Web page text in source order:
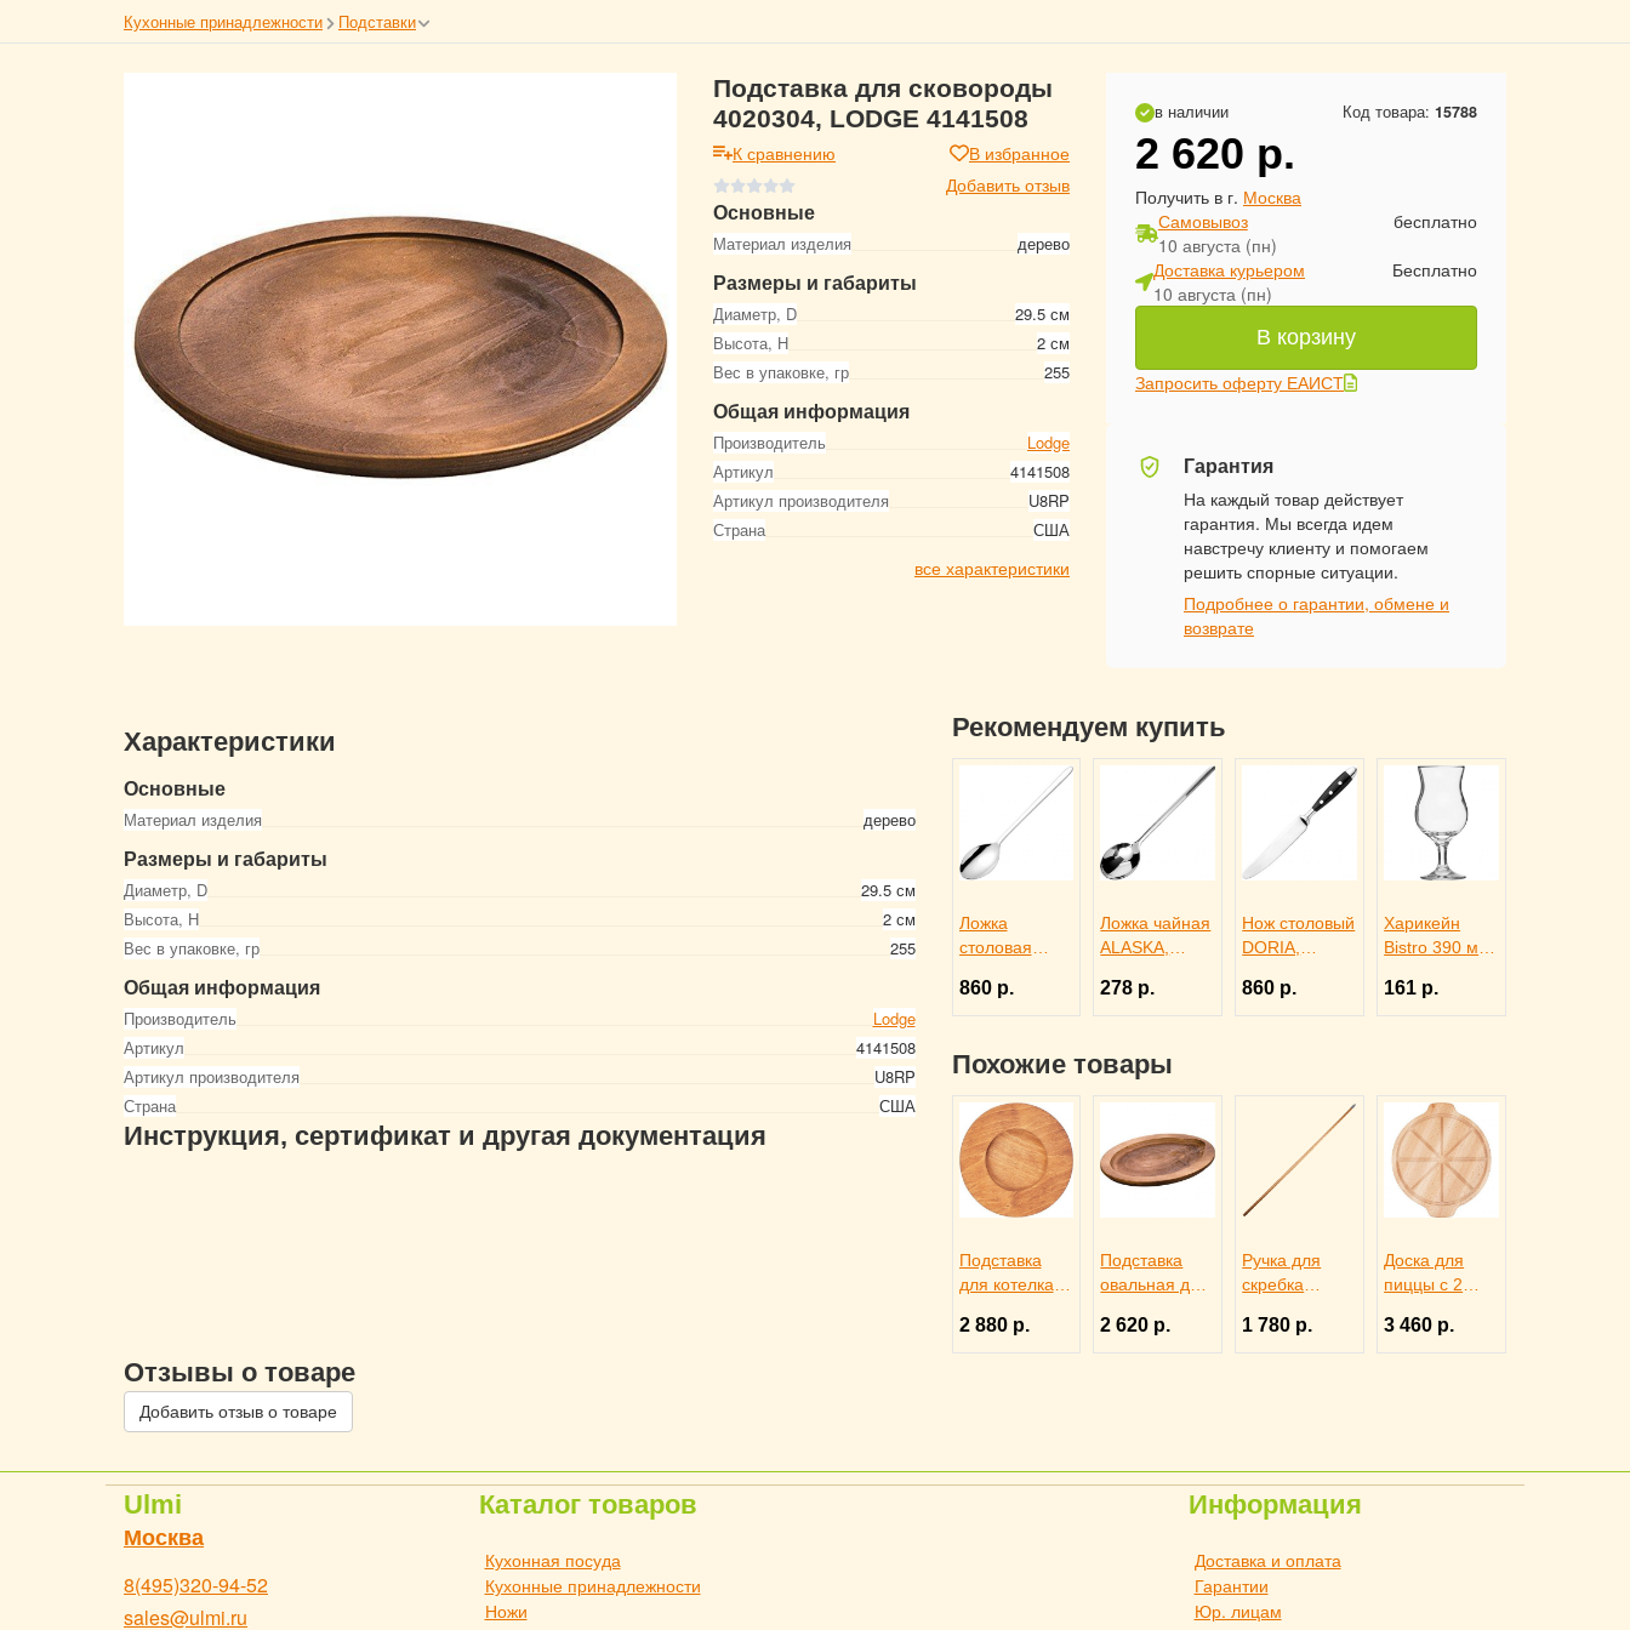
Кухонные принадлежности Подставки
Подставка для сковороды
4020304, LODGE 4141508
К сравнению
В избранное
Добавить отзыв
Основные
Материал изделия дерево
Размеры и габариты
Диаметр, D
29.5 см
Высота, Н
2 см
Вес в упаковке, гр
255
Общая информация
Производитель
Lodge
Артикул
4141508
Артикул производителя
U8RP
Страна
США
все характеристики
в наличии Код товара: 15788
2 620 р.
Получить в г. Москва
Самовывоз
10 августа (пн)
бесплатно
Доставка курьером
10 августа (пн)
Бесплатно
В корзину
Запросить оферту ЕАИСТ
Гарантия
На каждый товар действует
гарантия. Мы всегда идем
навстречу клиенту и помогаем
решить спорные ситуации.
Подробнее о гарантии, обмене и
возврате
Характеристики
Основные
Материал изделия дерево
Размеры и габариты
Диаметр, D
29.5 см
Высота, Н
2 см
Вес в упаковке, гр
255
Общая информация
Производитель
Lodge
Артикул
4141508
Артикул производителя
U8RP
Страна
США
Инструкция, сертификат и другая документация
Рекомендуем купить
Ложка
столовая
Eternum
3110142
860 р.
Ложка чайная
ALASKA,
3110447
278 р.
Нож столовый
DORIA,
3110277
860 р.
Харикейн
Bistro 390 мл,
Бор 1150311
161 р.
Похожие товары
Подставка
для котелка d
4141511
2 880 р.
Подставка
овальная для
4020135,
LODGE
2 620 р.
Ручка для
скребка
Carlis
9100829
1 780 р.
Доска для
пиццы с 2
PPwood бук,
D=30 см,
3 460 р.
Отзывы о товаре
Добавить отзыв о товаре
Ulmi
Москва
8(495)320-94-52
sales@ulmi.ru
Каталог товаров
Кухонная посуда
Кухонные принадлежности
Ножи
Информация
Доставка и оплата
Гарантии
Юр. лицам